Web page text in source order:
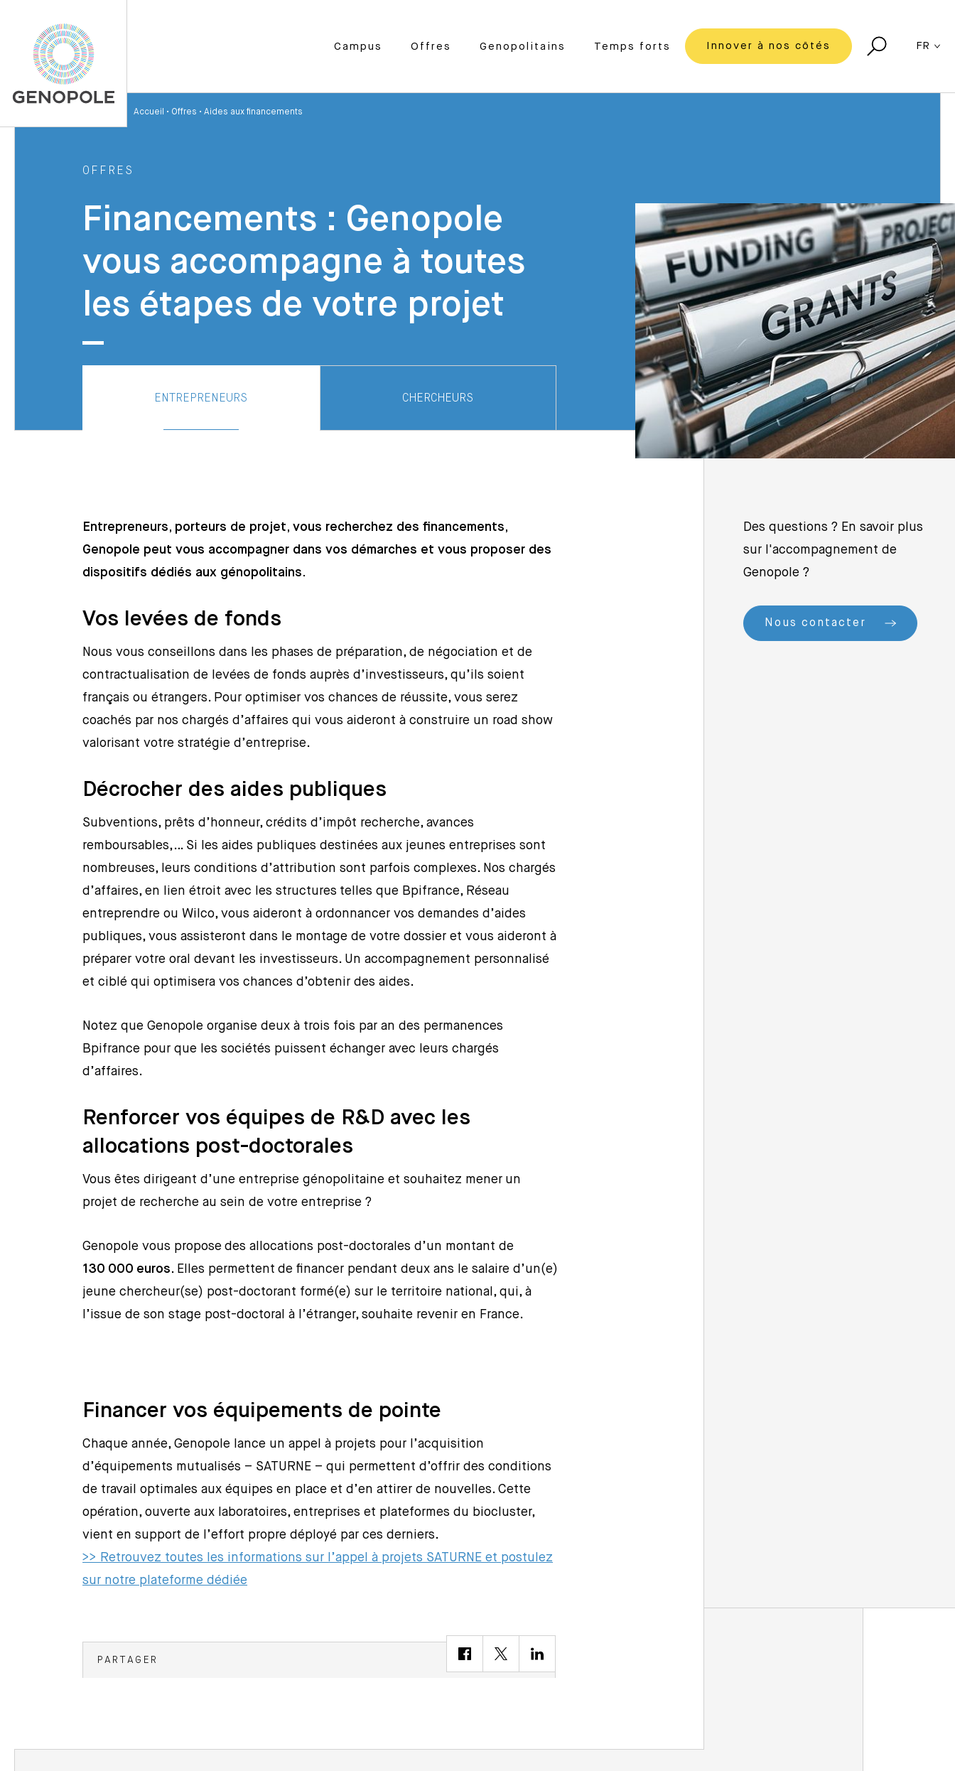
Campus Offres Genopolitains Temps forts Innover à nos côtés FR
Accueil • Offres • Aides aux financements
OFFRES
Financements : Genopole
vous accompagne à toutes
les étapes de votre projet
ENTREPRENEURS CHERCHEURS
Des questions ? En savoir plus
sur l'accompagnement de
Genopole ?
Nous contacter
Entrepreneurs, porteurs de projet, vous recherchez des financements,
Genopole peut vous accompagner dans vos démarches et vous proposer des
dispositifs dédiés aux génopolitains.
Vos levées de fonds
Nous vous conseillons dans les phases de préparation, de négociation et de
contractualisation de levées de fonds auprès d’investisseurs, qu’ils soient
français ou étrangers. Pour optimiser vos chances de réussite, vous serez
coachés par nos chargés d’affaires qui vous aideront à construire un road show
valorisant votre stratégie d’entreprise.
Décrocher des aides publiques
Subventions, prêts d’honneur, crédits d’impôt recherche, avances
remboursables,… Si les aides publiques destinées aux jeunes entreprises sont
nombreuses, leurs conditions d’attribution sont parfois complexes. Nos chargés
d’affaires, en lien étroit avec les structures telles que Bpifrance, Réseau
entreprendre ou Wilco, vous aideront à ordonnancer vos demandes d’aides
publiques, vous assisteront dans le montage de votre dossier et vous aideront à
préparer votre oral devant les investisseurs. Un accompagnement personnalisé
et ciblé qui optimisera vos chances d’obtenir des aides.
Notez que Genopole organise deux à trois fois par an des permanences
Bpifrance pour que les sociétés puissent échanger avec leurs chargés
d’affaires.
Renforcer vos équipes de R&D avec les
allocations post-doctorales
Vous êtes dirigeant d’une entreprise génopolitaine et souhaitez mener un
projet de recherche au sein de votre entreprise ?
Genopole vous propose des allocations post-doctorales d’un montant de
130 000 euros. Elles permettent de financer pendant deux ans le salaire d’un(e)
jeune chercheur(se) post-doctorant formé(e) sur le territoire national, qui, à
l’issue de son stage post-doctoral à l’étranger, souhaite revenir en France.
Financer vos équipements de pointe
Chaque année, Genopole lance un appel à projets pour l’acquisition
d’équipements mutualisés – SATURNE – qui permettent d’offrir des conditions
de travail optimales aux équipes en place et d’en attirer de nouvelles. Cette
opération, ouverte aux laboratoires, entreprises et plateformes du biocluster,
vient en support de l’effort propre déployé par ces derniers.
>> Retrouvez toutes les informations sur l’appel à projets SATURNE et postulez
sur notre plateforme dédiée
PARTAGER